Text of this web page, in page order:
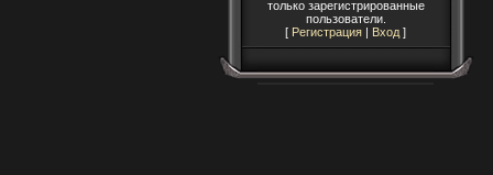
только зарегистрированные
пользователи.
[ Регистрация | Вход ]